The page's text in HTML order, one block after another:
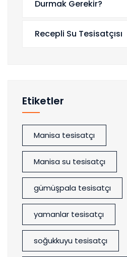
Durmak Gerekir?
Recepli Su Tesisatçısı
Etiketler
Manisa tesisatçı
Manisa su tesisatçı
gümüşpala tesisatçı
yamanlar tesisatçı
soğukkuyu tesisatçı